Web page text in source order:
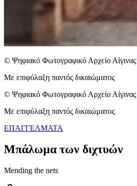
© Ψηφιακό Φωτογραφικό Αρχείο Αίγινας
Με επιφύλαξη παντός δικαιώματος
© Ψηφιακό Φωτογραφικό Αρχείο Αίγινας
Με επιφύλαξη παντός δικαιώματος
ΕΠΑΓΓΕΛΜΑΤΑ
Μπάλωμα των διχτυών
Mending the nets